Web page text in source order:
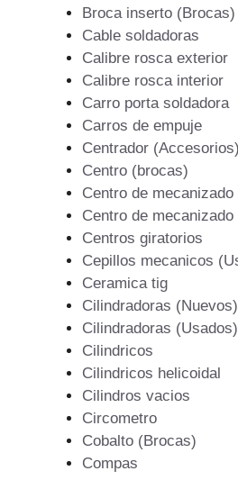
Broca inserto (Brocas)
Cable soldadoras
Calibre rosca exterior
Calibre rosca interior
Carro porta soldadora
Carros de empuje
Centrador (Accesorios)
Centro (brocas)
Centro de
Centro de
Centros giratorios
Cepillos mecanicos
Ceramica tig
Cilindradoras (Nuevos)
Cilindradoras (Usados)
Cilindricos
Cilindricos helicoidal
Cilindros vacios
Circometro
Cobalto (Brocas)
Compas